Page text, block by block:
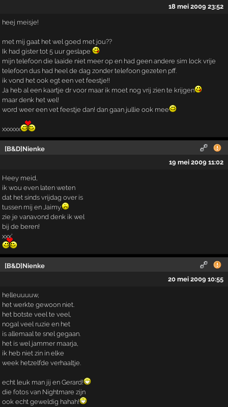
18 mei 2009 23:52
heej meisje!
met mij gaat het wel goed met jou??
Ik had gister tot 5 uur geslape
mijn telefoon die laaide niet meer op en had geen andere sim lock vrije
telefoon dus had heel de dag zonder telefoon gezeten pff.
ik vond het ook egt een vet feestje!!
Ja heb al een kaartje dr voor maar ik moet nog vrij zien te krijgen
maar denk het wel!
word weer een vet feestje dan! dan gaan jullie ook mee
xxxxxx
[B&D]Nienke
19 mei 2009 11:02
Heey meid,
ik wou even laten weten
dat het sinds vrijdag over is
tussen mij en Jaimy.
zie je vanavond denk ik wel
bij de beren!
xxx'
[B&D]Nienke
20 mei 2009 10:55
helleuuuuw,
het werkte gewoon niet.
het botste veel te veel,
nogal veel ruzie en het
is allemaal te snel gegaan.
het is wel jammer maarja,
ik heb niet zin in elke
week hetzelfde verhaaltje.
echt leuk man jij en Gerard!
die fotos van Nightmare zijn
ook echt geweldig hahah!